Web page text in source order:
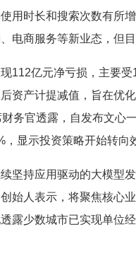
用时长和搜索次数有所
电商服务等新业态，但
112亿元净亏损，主要
资产计提减值，旨在优
务官透露，自发布文心
，显示投资策略开始转向
坚持应用驱动的大模型
始人表示，将聚焦核心
露少数城市已实现单位